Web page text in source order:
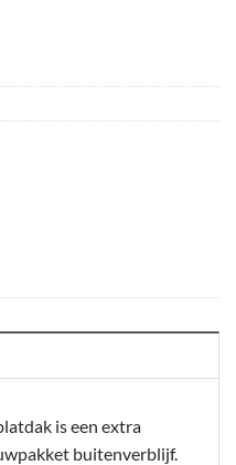
is een extra
buitenverblijf.